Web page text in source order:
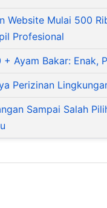
Website Mulai 500
Profesional
+ Ayam Bakar: Enak,
Perizinan
Sampai Salah